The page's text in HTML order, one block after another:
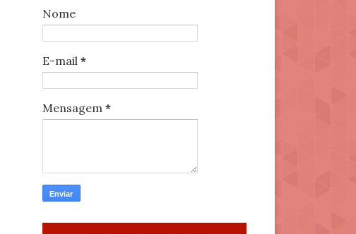
Nome
E-mail *
Mensagem *